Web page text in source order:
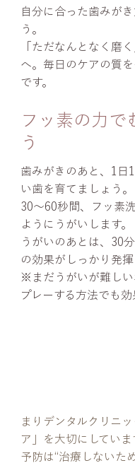
自分に合った歯みが
う。
「ただなんとなく磨
へ。毎日のケアの質
です。
フッ素の力で
う
歯みがきのあと、1日
い歯を育てましょう。
30～60秒間、フッ素
ようにうがいします。
うがいのあとは、30
の効果がしっかり発揮
※まだうがいが難し
プレーする方法でも効
まりデンタルクリニ
ア」を大切にしていま
予防は“治療しないた